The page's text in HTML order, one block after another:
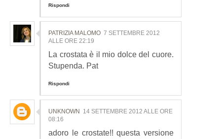
Rispondi
PATRIZIA MALOMO 7 SETTEMBRE 2012
ALLE ORE 22:19
La crostata è il mio dolce del cuore.
Stupenda. Pat
Rispondi
UNKNOWN 14 SETTEMBRE 2012 ALLE ORE
08:16
adoro le crostate!! questa versione